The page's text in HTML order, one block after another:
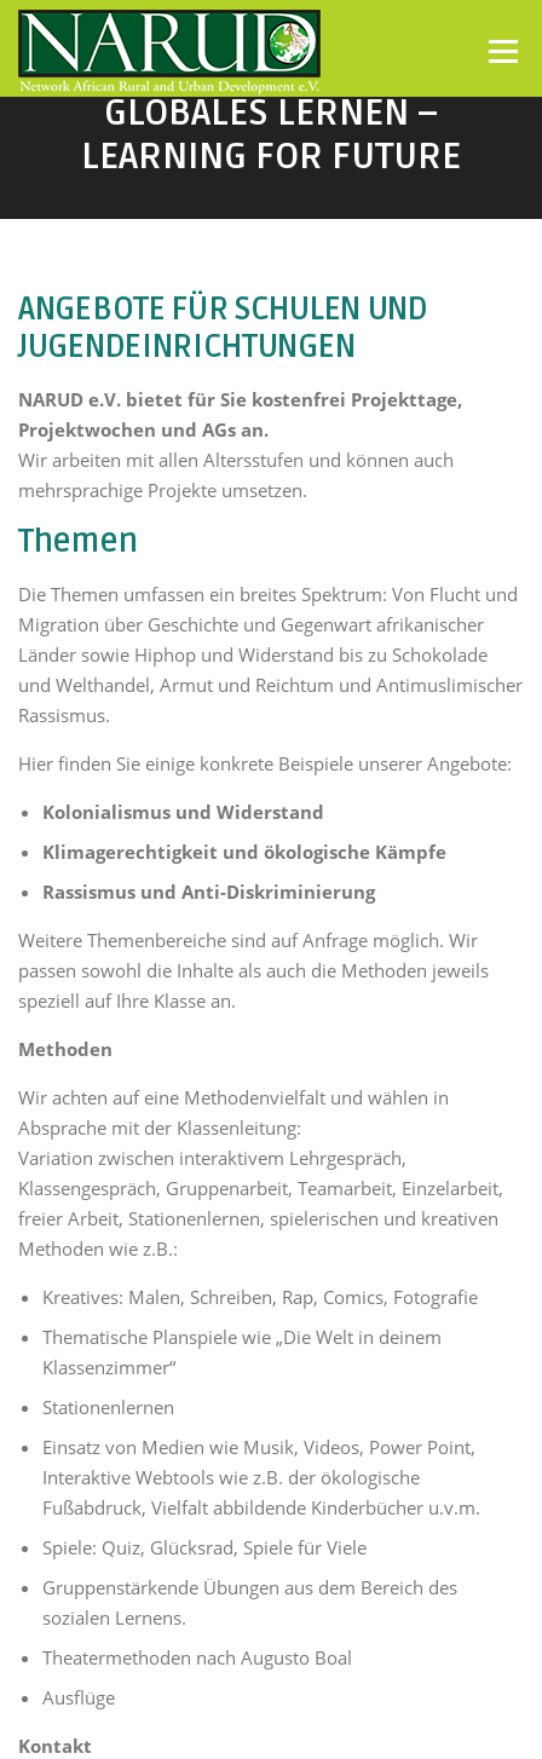
Direkt zum Inhalt
Menü
GLOBALES LERNEN –
LEARNING FOR FUTURE
ANGEBOTE FÜR SCHULEN UND
JUGENDEINRICHTUNGEN
NARUD e.V. bietet für Sie kostenfrei Projekttage,
Projektwochen und AGs an.
Wir arbeiten mit allen Altersstufen und können auch
mehrsprachige Projekte umsetzen.
Themen
Die Themen umfassen ein breites Spektrum: Von Flucht und
Migration über Geschichte und Gegenwart afrikanischer
Länder sowie Hiphop und Widerstand bis zu Schokolade
und Welthandel, Armut und Reichtum und Antimuslimischer
Rassismus.
Hier finden Sie einige konkrete Beispiele unserer Angebote:
Kolonialismus und Widerstand
Klimagerechtigkeit und ökologische Kämpfe
Rassismus und Anti-Diskriminierung
Weitere Themenbereiche sind auf Anfrage möglich. Wir
passen sowohl die Inhalte als auch die Methoden jeweils
speziell auf Ihre Klasse an.
Methoden
Wir achten auf eine Methodenvielfalt und wählen in
Absprache mit der Klassenleitung:
Variation zwischen interaktivem Lehrgespräch,
Klassengespräch, Gruppenarbeit, Teamarbeit, Einzelarbeit,
freier Arbeit, Stationenlernen, spielerischen und kreativen
Methoden wie z.B.:
Kreatives: Malen, Schreiben, Rap, Comics, Fotografie
Thematische Planspiele wie „Die Welt in deinem
Klassenzimmer“
Stationenlernen
Einsatz von Medien wie Musik, Videos, Power Point,
Interaktive Webtools wie z.B. der ökologische
Fußabdruck, Vielfalt abbildende Kinderbücher u.v.m.
Spiele: Quiz, Glücksrad, Spiele für Viele
Gruppenstärkende Übungen aus dem Bereich des
sozialen Lernens.
Theatermethoden nach Augusto Boal
Ausflüge
Kontakt